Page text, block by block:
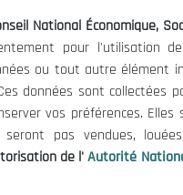
Mentions Légales
Conditions d'Utilisation
Politique de Protection des
Politique des Cookies
National Économique,
pour l'utilisation
ou tout autre élément
données sont collectées
vos préférences.
pas vendues,
de l' Autorité